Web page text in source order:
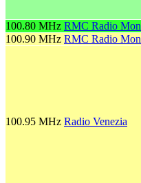
100.80 MHz RMC Radio
100.90 MHz RMC Radio
100.95 MHz Radio Venezia